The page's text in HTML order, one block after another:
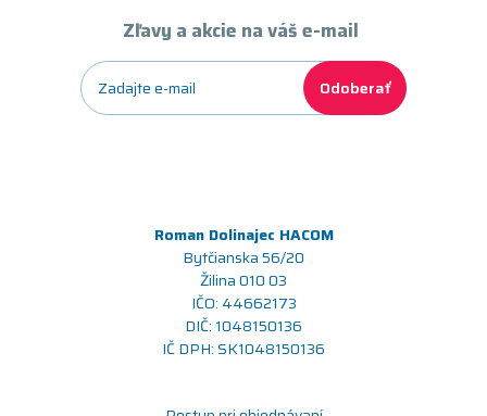
Zľavy a akcie na váš e-mail
Odoberať
Roman Dolinajec HACOM
Bytčianska 56/20
Žilina 010 03
IČO: 44662173
DIČ: 1048150136
IČ DPH: SK1048150136